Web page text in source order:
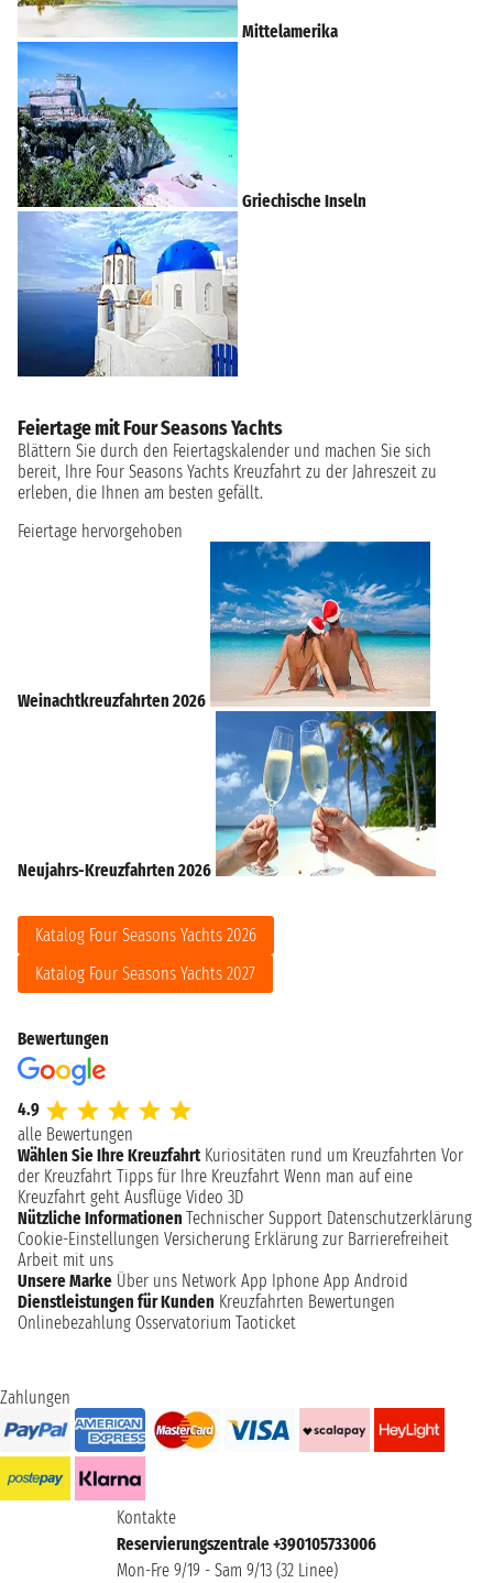
Mittelamerika
Griechische Inseln
Feiertage mit Four Seasons Yachts
Blättern Sie durch den Feiertagskalender und machen Sie sich
bereit, Ihre Four Seasons Yachts Kreuzfahrt zu der Jahreszeit zu
erleben, die Ihnen am besten gefällt.
Feiertage hervorgehoben
Weinachtkreuzfahrten 2026
Neujahrs-Kreuzfahrten 2026
Katalog Four Seasons Yachts 2026
Katalog Four Seasons Yachts 2027
Bewertungen
4.9
alle Bewertungen
Wählen Sie Ihre Kreuzfahrt Kuriositäten rund um Kreuzfahrten Vor
der Kreuzfahrt Tipps für Ihre Kreuzfahrt Wenn man auf eine
Kreuzfahrt geht Ausflüge Video 3D
Nützliche Informationen Technischer Support Datenschutzerklärung
Cookie-Einstellungen Versicherung Erklärung zur Barrierefreiheit
Arbeit mit uns
Unsere Marke Über uns Network App Iphone App Android
Dienstleistungen für Kunden Kreuzfahrten Bewertungen
Onlinebezahlung Osservatorium Taoticket
Zahlungen
Kontakte
Reservierungszentrale +390105733006
Mon-Fre 9/19 - Sam 9/13 (32 Linee)